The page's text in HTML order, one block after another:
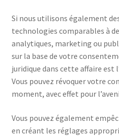
Si nous utilisons également
technologies comparables à
analytiques, marketing ou
sur la base de votre
juridique dans cette affaire est
Vous pouvez révoquer votre
moment, avec effet pour
Vous pouvez également
en créant les réglages